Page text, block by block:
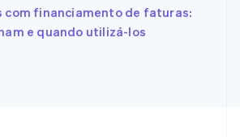
com financiamento de faturas:
e quando utilizá-los